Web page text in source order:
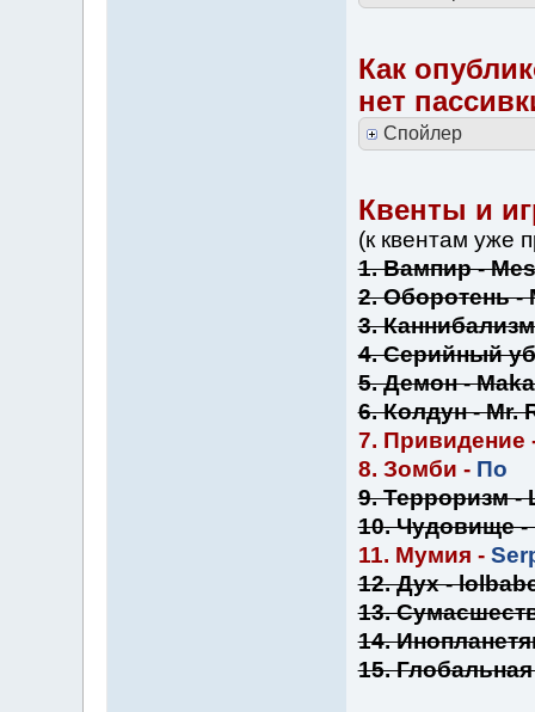
Как
нет
Спойлер
Квенты и
(к квентам уже
1. Вампир -
2. Оборотень
3.
4. Серийный
5. Демон -
6. Колдун - Mr.
7. Привидение
8. Зомби - По
9. Терроризм -
10. Чудовище -
11. Мумия -
12. Дух -
13.
14.
15.